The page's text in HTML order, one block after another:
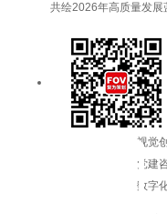
共绘2026年高质量发
服务
品牌
企业
增长
视觉
党建
数字